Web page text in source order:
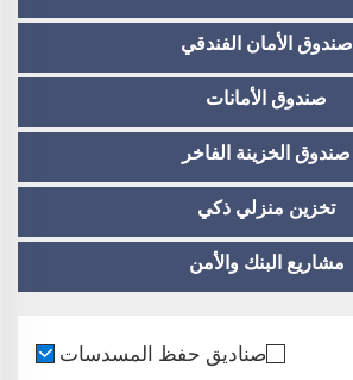
صندوق الأمان الفندقي
صندوق الأمانات
صندوق الخزينة الفاخر
تخزين منزلي ذكي
مشاريع البنك والأمن
صناديق حفظ المسدسات